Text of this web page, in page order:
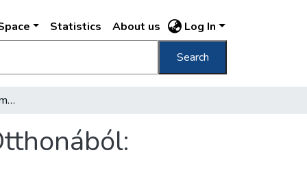
Statistics About us Log In
Search
[Képek a Nyomorék Gyermekek Országos Otthonából: szabóműhely, varroda]